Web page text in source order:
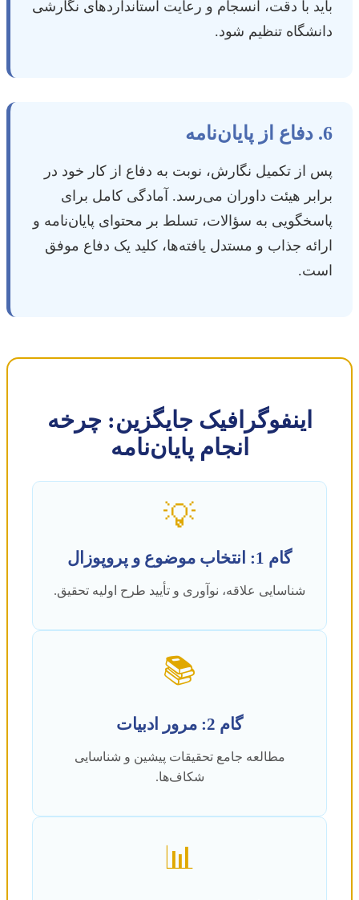
باید با دقت، انسجام و رعایت استانداردهای نگارشی
دانشگاه تنظیم شود.
6. دفاع از پایان‌نامه
پس از تکمیل نگارش، نوبت به دفاع از کار خود در
برابر هیئت داوران می‌رسد. آمادگی کامل برای
پاسخگویی به سؤالات، تسلط بر محتوای پایان‌نامه و
ارائه جذاب و مستدل یافته‌ها، کلید یک دفاع موفق
است.
اینفوگرافیک جایگزین: چرخه
انجام پایان‌نامه
💡
گام 1: انتخاب موضوع و پروپوزال
شناسایی علاقه، نوآوری و تأیید طرح اولیه تحقیق.
📚
گام 2: مرور ادبیات
مطالعه جامع تحقیقات پیشین و شناسایی
شکاف‌ها.
📊